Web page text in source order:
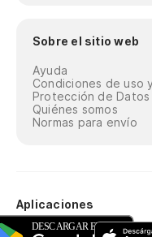
Sobre el sitio web
Ayuda
Condiciones de uso
Protección de Datos
Quiénes somos
Normas para envío
Aplicaciones